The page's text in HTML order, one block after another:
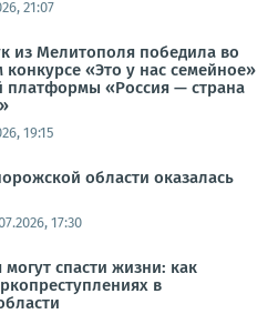
21:07
из Мелитополя победила во
конкурсе «Это у нас семейное»
платформы «Россия — страна
19:15
области оказалась
17:30
спасти жизни: как
в